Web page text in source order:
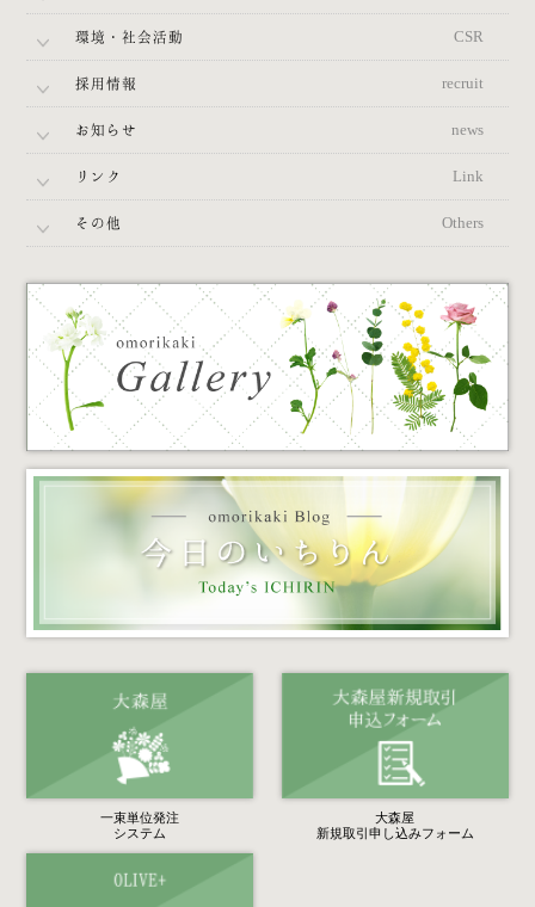
環境・社会活動 CSR
採用情報 recruit
お知らせ news
リンク Link
その他 Others
一束単位発注
システム
大森屋
新規取引申し込みフォーム